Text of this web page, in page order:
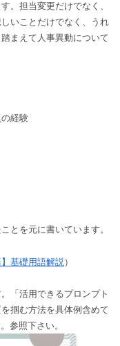
。担当変更だけでなく、
いことだけでなく、うれ
まえて人事異動について
経験
とを元に書いています。
】基礎用語解説 ）
「活用できるプロンプト
掴む方法を具体例含めて
参照下さい。